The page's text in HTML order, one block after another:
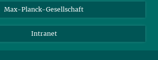
Max-Planck-Gesellschaft
Intranet